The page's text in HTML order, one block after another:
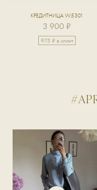
КРЕДИТНИЦА W5301
3 900 ₽
975 ₽ в сплит